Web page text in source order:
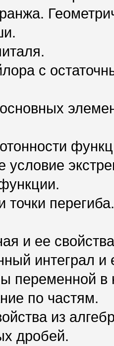
с
условие
точки перегиба.
и ее
интеграл и
переменной в
по частям.
из
дробей.